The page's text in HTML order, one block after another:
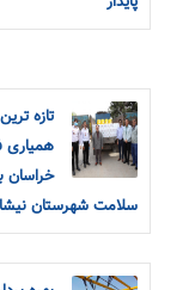
تازه
همیاری
خراسان
سلامت شهرستان